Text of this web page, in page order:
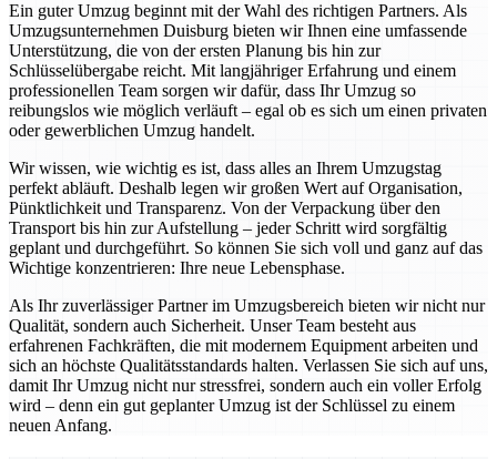
Ein guter Umzug beginnt mit der Wahl des richtigen Partners. Als
Umzugsunternehmen Duisburg bieten wir Ihnen eine umfassende
Unterstützung, die von der ersten Planung bis hin zur
Schlüsselübergabe reicht. Mit langjähriger Erfahrung und einem
professionellen Team sorgen wir dafür, dass Ihr Umzug so
reibungslos wie möglich verläuft – egal ob es sich um einen privaten
oder gewerblichen Umzug handelt.
Wir wissen, wie wichtig es ist, dass alles an Ihrem Umzugstag
perfekt abläuft. Deshalb legen wir großen Wert auf Organisation,
Pünktlichkeit und Transparenz. Von der Verpackung über den
Transport bis hin zur Aufstellung – jeder Schritt wird sorgfältig
geplant und durchgeführt. So können Sie sich voll und ganz auf das
Wichtige konzentrieren: Ihre neue Lebensphase.
Als Ihr zuverlässiger Partner im Umzugsbereich bieten wir nicht nur
Qualität, sondern auch Sicherheit. Unser Team besteht aus
erfahrenen Fachkräften, die mit modernem Equipment arbeiten und
sich an höchste Qualitätsstandards halten. Verlassen Sie sich auf uns,
damit Ihr Umzug nicht nur stressfrei, sondern auch ein voller Erfolg
wird – denn ein gut geplanter Umzug ist der Schlüssel zu einem
neuen Anfang.